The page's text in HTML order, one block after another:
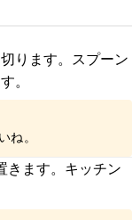
ります。スプーン
。
ね。
きます。キッチン